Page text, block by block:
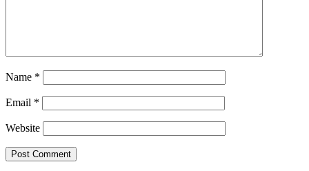
Name *
Email *
Website